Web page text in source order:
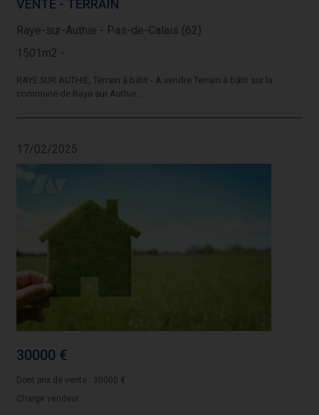
VENTE - TERRAIN
Raye-sur-Authie - Pas-de-Calais (62)
1501m2 -
RAYE SUR AUTHIE, Terrain â bâtir - A vendre Terrain à bâtir sur la
commune de Raye sur Authie ...
17/02/2025
30000 €
Dont prix de vente : 30000 €
Charge vendeur